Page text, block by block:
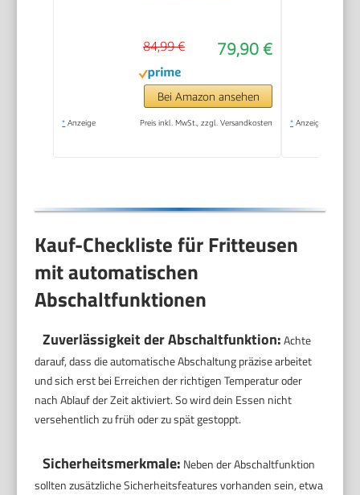
150-190°C
einstellbar,
spülmaschinenfest,
für Pommes Nuggets
79,90 €
84,99 €
Bei Amazon ansehen
* Anzeige Preis inkl. MwSt., zzgl. Versandkosten * Anzeige
Kauf-Checkliste für Fritteusen
mit automatischen
Abschaltfunktionen
Zuverlässigkeit der Abschaltfunktion:Achte
darauf, dass die automatische Abschaltung präzise arbeitet
und sich erst bei Erreichen der richtigen Temperatur oder
nach Ablauf der Zeit aktiviert. So wird dein Essen nicht
versehentlich zu früh oder zu spät gestoppt.
Sicherheitsmerkmale: Neben der Abschaltfunktion
sollten zusätzliche Sicherheitsfeatures vorhanden sein, etwa